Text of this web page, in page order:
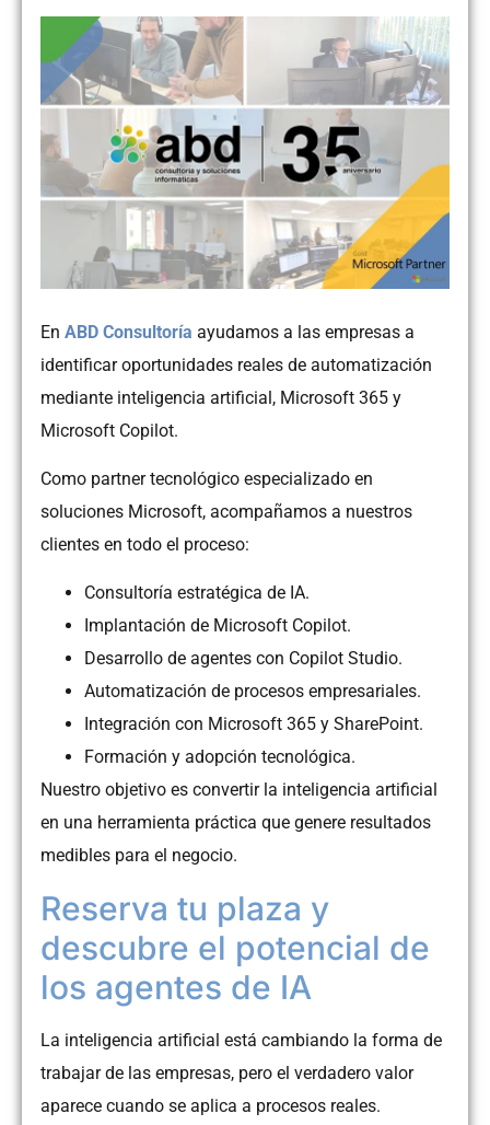
En ABD Consultoría ayudamos a las empresas a
identificar oportunidades reales de automatización
mediante inteligencia artificial, Microsoft 365 y
Microsoft Copilot.
Como partner tecnológico especializado en
soluciones Microsoft, acompañamos a nuestros
clientes en todo el proceso:
Consultoría estratégica de IA.
Implantación de Microsoft Copilot.
Desarrollo de agentes con Copilot Studio.
Automatización de procesos empresariales.
Integración con Microsoft 365 y SharePoint.
Formación y adopción tecnológica.
Nuestro objetivo es convertir la inteligencia artificial
en una herramienta práctica que genere resultados
medibles para el negocio.
Reserva tu plaza y
descubre el potencial de
los agentes de IA
La inteligencia artificial está cambiando la forma de
trabajar de las empresas, pero el verdadero valor
aparece cuando se aplica a procesos reales.